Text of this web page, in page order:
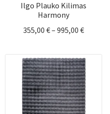
Ilgo Plauko Kilimas
Harmony
355,00 €– 995,00 €Price
355,00 €
995,00 €